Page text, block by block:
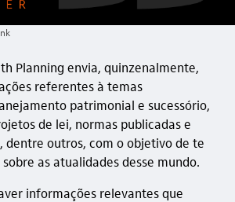
Planning envia, quinzenalmente,
referentes à temas
patrimonial e sucessório,
de lei, normas publicadas e
dentre outros, com o objetivo de te
as atualidades desse mundo.
informações relevantes que